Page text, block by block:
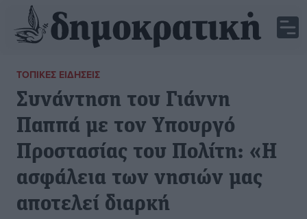
ΤΟΠΙΚΈΣ ΕΙΔΉΣΕΙΣ
Συνάντηση του Γιάννη
Παππά με τον Υπουργό
Προστασίας του Πολίτη: «Η
ασφάλεια των νησιών μας
αποτελεί διαρκή